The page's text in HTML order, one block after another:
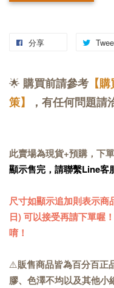
分享
🌟 購買前請參考 【
策】
，有任何問題請
此賣場為現貨+預購，下
顯示售完，請聯繫Line客
尺寸如顯示追加則表示商
日) 可以接受再請下單喔
唷！
⚠️販售商品皆為百分百正
膠、色澤不均以及其他